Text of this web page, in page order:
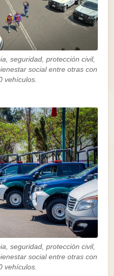
seguridad, protección civil,
social entre otras con
vehículos.
seguridad, protección civil,
social entre otras con
vehículos.